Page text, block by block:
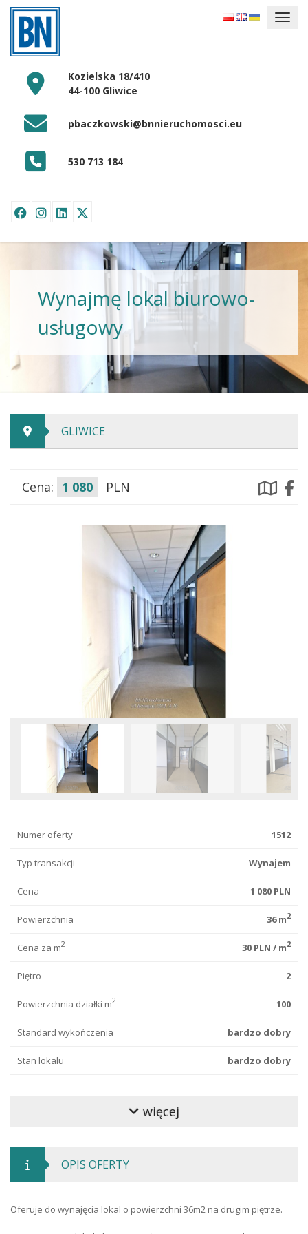
Kozielska 18/410
44-100 Gliwice
pbaczkowski@bnnieruchomosci.eu
530 713 184
Wynajmę lokal biurowo-
usługowy
GLIWICE
Cena: 1 080 PLN
Numer oferty 1512
Typ transakcji Wynajem
Cena 1 080 PLN
Powierzchnia 36 m2
Cena za m2 30 PLN / m2
Piętro 2
Powierzchnia działki m2 100
Standard wykończenia bardzo dobry
Stan lokalu bardzo dobry
Typ ogrodzenia
Typ drogi
więcej
OPIS OFERTY
Oferuje do wynajęcia lokal o powierzchni 36m2 na drugim piętrze.